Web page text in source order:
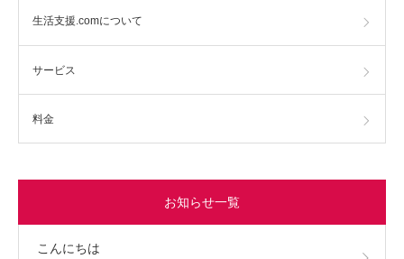
生活支援.comについて
サービス
料金
お知らせ一覧
こんにちは